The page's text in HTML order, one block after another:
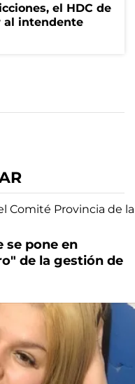
el HDC de
al intendente
se pone en
de la gestión de